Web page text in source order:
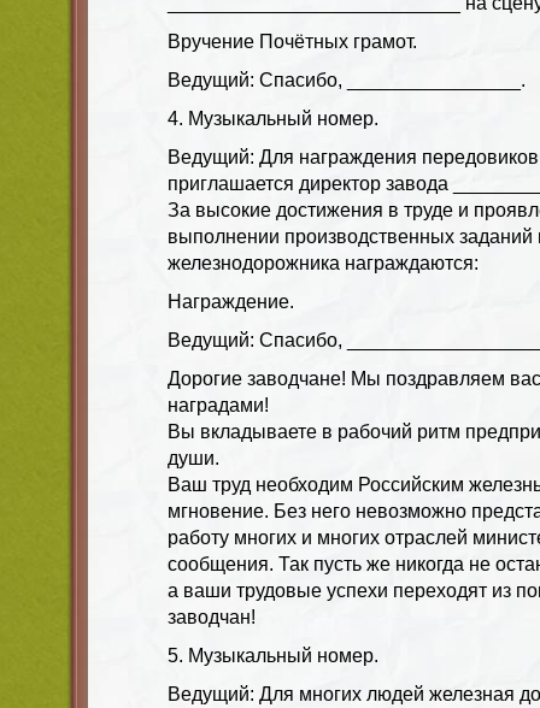
Вручение Почётных грамот.
Ведущий: Спасибо, ________________.
4. Музыкальный номер.
Ведущий: Для награждения
приглашается директор завода
За высокие достижения в труде и
выполнении производственных заданий
железнодорожника награждаются:
Награждение.
Ведущий: Спасибо,
Дорогие заводчане! Мы поздравляем
наградами!
Вы вкладываете в рабочий ритм
души.
Ваш труд необходим Российским
мгновение. Без него невозможно
работу многих и многих отраслей
сообщения. Так пусть же никогда не
а ваши трудовые успехи переходят из
заводчан!
5. Музыкальный номер.
Ведущий: Для многих людей железная